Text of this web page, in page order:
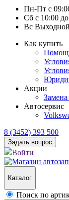
Пн-Пт с
Сб с 10:00 до
Вс Выходной
Как купить
Акции
Замена
Автосервис
8 (3452) 393 500
Задать вопрос
Войти
Каталог
Поиск по